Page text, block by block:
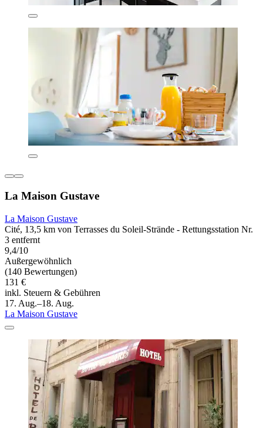
La Maison Gustave
La Maison Gustave
Cité, 13,5 km von Terrasses du Soleil-Strände - Rettungsstation Nr.
3 entfernt
9,4/10
Außergewöhnlich
(140 Bewertungen)
131 €
inkl. Steuern & Gebühren
17. Aug.–18. Aug.
La Maison Gustave